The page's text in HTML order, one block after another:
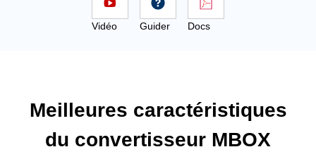
Vidéo Guider Docs
Meilleures caractéristiques
du convertisseur MBOX